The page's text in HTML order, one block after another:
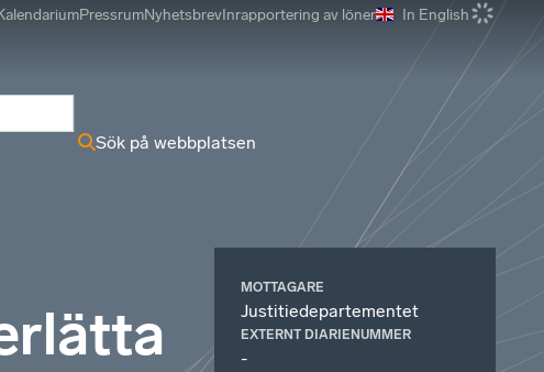
PressrumNyhetsbrevInrapportering av löner In English
Sök på webbplatsen
MOTTAGARE
Justitiedepartementet
EXTERNT DIARIENUMMER
-